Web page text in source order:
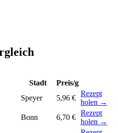
Stadt
Preis/g
Speyer 5,96 €
Rezept
holen →
Bonn 6,70 €
Rezept
holen →